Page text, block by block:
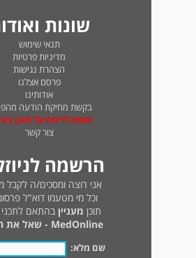
שונות
תנאי שימוש
מדיניות פרטיות
הצהרת נגישות
פרסם אצלנו
אודותינו
בקשת מחיקת הודעה
טופס לדיווח על תוכן
צור קשר
הרשמה
אני רוצה ומסכים/ה לקבל
וכל מי מטעמו דוא"ל
תוכן מעניין בהתאם
MedOnline - שאל את הרופא
שם מלא: